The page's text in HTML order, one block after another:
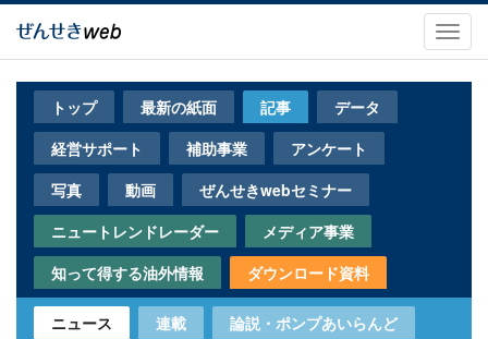
メ
トップ 最新の紙面 記事
データ
経営サポート
補助事業
アンケート
写真
動画
ぜんせきwebセミナー
ニュートレンドレーダー
メディア事業
知って得する油外情報
ダウンロード資料
ニュース 連載
論説・ポンプあいらんど